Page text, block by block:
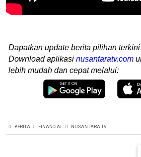
Dapatkan update berita pilihan
Download aplikasi nusantaratv.com
lebih mudah dan cepat melalui:
BERITA FINANCIAL NUSANTARA TV